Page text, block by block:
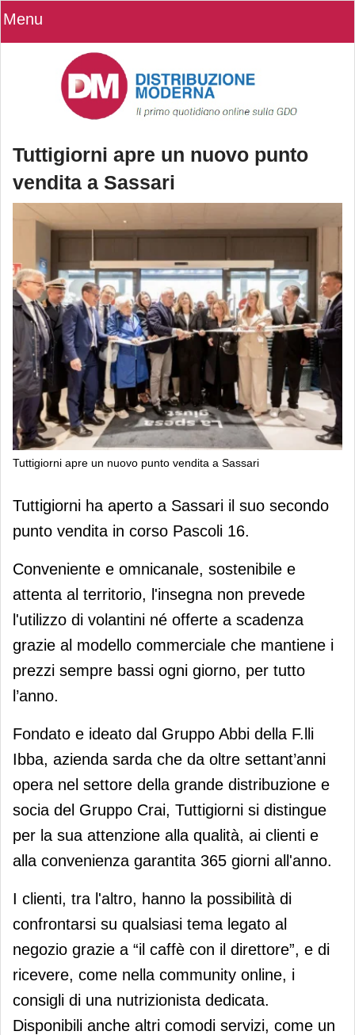
Menu
Tuttigiorni apre un nuovo punto
vendita a Sassari
Tuttigiorni apre un nuovo punto vendita a Sassari
Tuttigiorni apre un nuovo punto
vendita a Sassari
Tuttigiorni ha aperto a Sassari il suo secondo
punto vendita in corso Pascoli 16.
Conveniente e omnicanale, sostenibile e
attenta al territorio, l'insegna non prevede
l'utilizzo di volantini né offerte a scadenza
grazie al modello commerciale che mantiene i
prezzi sempre bassi ogni giorno, per tutto
l’anno.
Fondato e ideato dal Gruppo Abbi della F.lli
Ibba, azienda sarda che da oltre settant’anni
opera nel settore della grande distribuzione e
socia del Gruppo Crai, Tuttigiorni si distingue
per la sua attenzione alla qualità, ai clienti e
alla convenienza garantita 365 giorni all'anno.
I clienti, tra l'altro, hanno la possibilità di
confrontarsi su qualsiasi tema legato al
negozio grazie a “il caffè con il direttore”, e di
ricevere, come nella community online, i
consigli di una nutrizionista dedicata.
Disponibili anche altri comodi servizi, come un